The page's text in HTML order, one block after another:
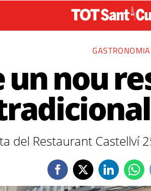
GASTRONOMIA
un nou
del Restaurant Castellví